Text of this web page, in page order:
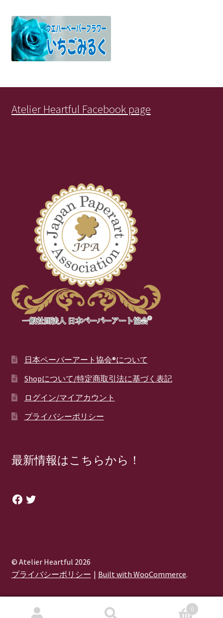
Atelier Heartful Facebook page
日本ペーパーアート協会®について
Shopについて/特定商取引法に基づく表記
ログイン/マイアカウント
プライバシーポリシー
最新情報はこちらから！
Facebook
Twitter
© Atelier Heartful 2026
プライバシーポリシー
Built with WooCommerce.
0